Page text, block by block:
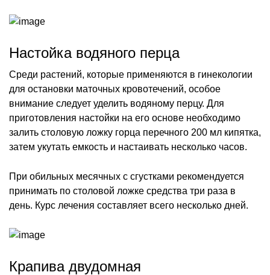
Настойка водяного перца
Среди растений, которые применяются в гинекологии
для остановки маточных кровотечений, особое
внимание следует уделить водяному перцу. Для
приготовления настойки на его основе необходимо
залить столовую ложку горца перечного 200 мл кипятка,
затем укутать емкость и настаивать несколько часов.
При обильных месячных с сгустками рекомендуется
принимать по столовой ложке средства три раза в
день. Курс лечения составляет всего несколько дней.
Крапива двудомная